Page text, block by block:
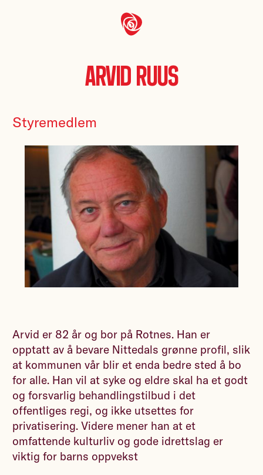
Arvid Ruus
Styremedlem
Arvid er 82 år og bor på Rotnes. Han er
opptatt av å bevare Nittedals grønne profil, slik
at kommunen vår blir et enda bedre sted å bo
for alle. Han vil at syke og eldre skal ha et godt
og forsvarlig behandlingstilbud i det
offentliges regi, og ikke utsettes for
privatisering. Videre mener han at et
omfattende kulturliv og gode idrettslag er
viktig for barns oppvekst